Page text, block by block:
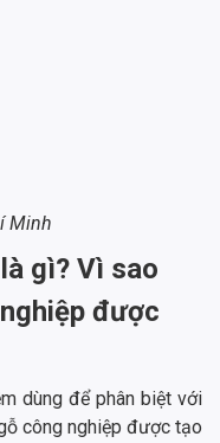
Minh
gì? Vì sao
được
dùng để phân biệt với
công nghiệp được tạo